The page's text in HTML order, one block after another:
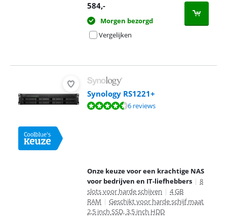
584,-
Morgen bezorgd
Vergelijken
Synology RS1221+
Beoordeling is 8,6 van de 10, gebaseerd op 6 reviews.
6 reviews
Onze keuze voor een krachtige NAS
voor bedrijven en IT-liefhebbers | 8
slots voor harde schijven | 4 GB
RAM | Geschikt voor harde schijf maat
2,5 inch SSD, 3,5 inch HDD